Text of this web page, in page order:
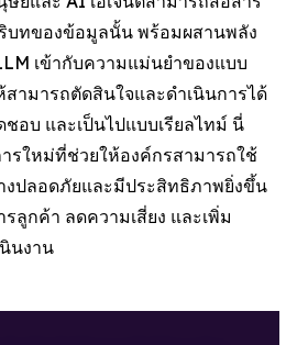
บทของข้อมูลนั้น พร้อมผสานพลัง
เข้ากับความแม่นยำของแบบ
สามารถตัดสินใจและดำเนินการได้
อบ และเป็นไปแบบเรียลไทม์ นี่
รใหม่ที่ช่วยให้องค์กรสามารถใช้
งปลอดภัยและมีประสิทธิภาพยิ่งขึ้น
ลูกค้า ลดความเสี่ยง และเพิ่ม
นงาน